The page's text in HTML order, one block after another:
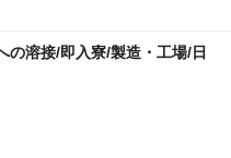
の溶接/即入寮/製造・工場/日